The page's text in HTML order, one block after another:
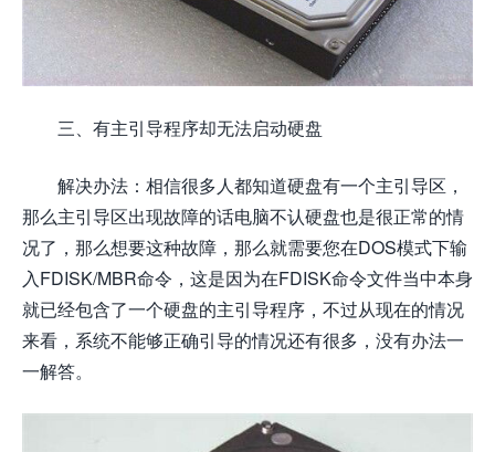
三、有主引导程序却无法启动硬盘
解决办法：相信很多人都知道硬盘有一个主引导区，
那么主引导区出现故障的话电脑不认硬盘也是很正常的情
况了，那么想要这种故障，那么就需要您在DOS模式下输
入FDISK/MBR命令，这是因为在FDISK命令文件当中本身
就已经包含了一个硬盘的主引导程序，不过从现在的情况
来看，系统不能够正确引导的情况还有很多，没有办法一
一解答。